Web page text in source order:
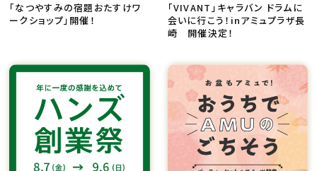
「なつやすみの宿題おたすけワ
ークショップ」開催！
「VIVANT」キャラバン ドラムに
会いに行こう！inアミュプラザ長
崎 開催決定！